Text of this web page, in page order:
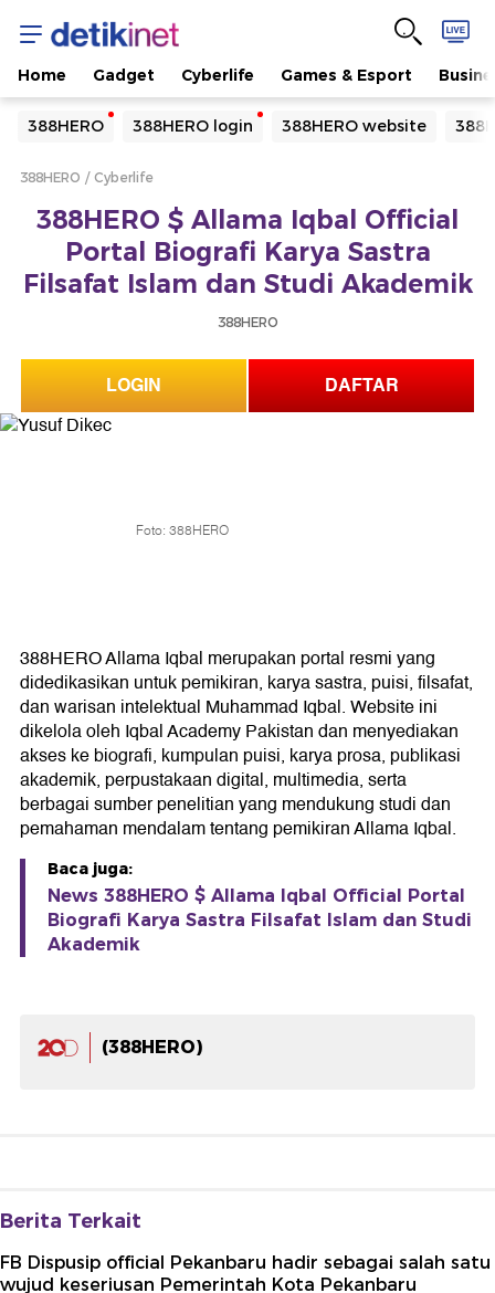
Home Gadget Cyberlife Games & Esport
388HERO 388HERO login 388HERO website
Yang sedang ramai dicari
Loading...
Loading...
388HERO Cyberlife
388HERO $ Allama Iqbal Official
Portal Biografi Karya Sastra
Filsafat Islam dan Studi Akademik
388HERO
LOGIN DAFTAR
Foto: 388HERO
388HERO Allama Iqbal merupakan portal resmi yang
didedikasikan untuk pemikiran, karya sastra, puisi, filsafat,
dan warisan intelektual Muhammad Iqbal. Website ini
dikelola oleh Iqbal Academy Pakistan dan menyediakan
akses ke biografi, kumpulan puisi, karya prosa, publikasi
akademik, perpustakaan digital, multimedia, serta
berbagai sumber penelitian yang mendukung studi dan
pemahaman mendalam tentang pemikiran Allama Iqbal.
Baca juga:
News 388HERO $ Allama Iqbal Official Portal
Biografi Karya Sastra Filsafat Islam dan Studi
Akademik
(388HERO)
Berita Terkait
FB Dispusip official Pekanbaru hadir sebagai salah satu
wujud keseriusan Pemerintah Kota Pekanbaru